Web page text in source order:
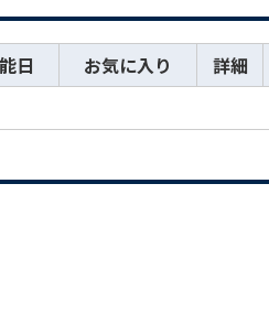
日 お気に入り 詳細